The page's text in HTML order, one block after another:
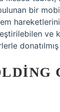
bir
ve
donatılmış